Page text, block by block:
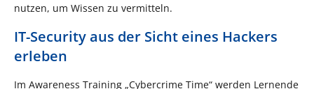
nutzen, um Wissen zu vermitteln.
IT-Security aus der Sicht eines Hackers
erleben
Im Awareness Training „Cybercrime Time“ werden Lernende